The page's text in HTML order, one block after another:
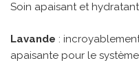
Soin apaisant et hydratant
Lavande :
apaisante pour le